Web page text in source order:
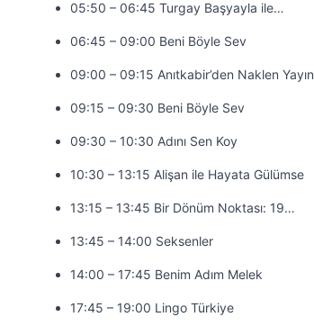
05:50 – 06:45 Turgay Başyayla ile…
06:45 – 09:00 Beni Böyle Sev
09:00 – 09:15 Anıtkabir’den Naklen Yayın
09:15 – 09:30 Beni Böyle Sev
09:30 – 10:30 Adını Sen Koy
10:30 – 13:15 Alişan ile Hayata Gülümse
13:15 – 13:45 Bir Dönüm Noktası: 19…
13:45 – 14:00 Seksenler
14:00 – 17:45 Benim Adım Melek
17:45 – 19:00 Lingo Türkiye